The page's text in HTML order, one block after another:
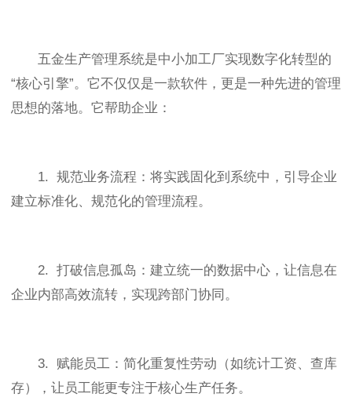
五金生产管理系统是中小加工厂实现数字化转型的
“核心引擎”。它不仅仅是一款软件，更是一种先进的管理
思想的落地。它帮助企业：
1. 规范业务流程：将实践固化到系统中，引导企业
建立标准化、规范化的管理流程。
2. 打破信息孤岛：建立统一的数据中心，让信息在
企业内部高效流转，实现跨部门协同。
3. 赋能员工：简化重复性劳动（如统计工资、查库
存），让员工能更专注于核心生产任务。